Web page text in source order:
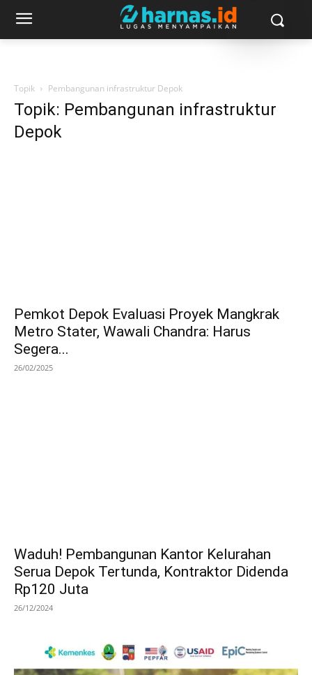
Topik Pembangunan infrastruktur Depok
Topik: Pembangunan infrastruktur
Depok
Pemkot Depok Evaluasi Proyek Mangkrak
Metro Stater, Wawali Chandra: Harus
Segera...
26/02/2025
Waduh! Pembangunan Kantor Kelurahan
Serua Depok Tertunda, Kontraktor Didenda
Rp120 Juta
26/12/2024